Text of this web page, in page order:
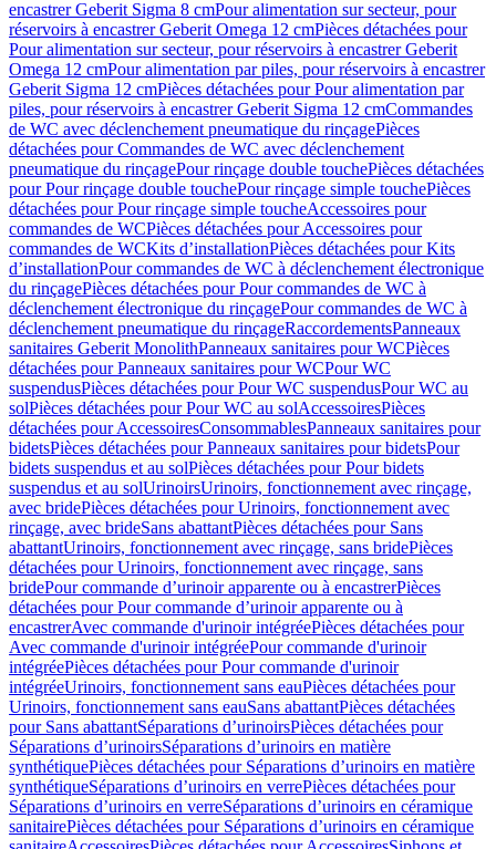
encastrer Geberit Sigma 8 cmPour alimentation sur secteur, pour
réservoirs à encastrer Geberit Omega 12 cmPièces détachées pour
Pour alimentation sur secteur, pour réservoirs à encastrer Geberit
Omega 12 cmPour alimentation par piles, pour réservoirs à encastrer
Geberit Sigma 12 cmPièces détachées pour Pour alimentation par
piles, pour réservoirs à encastrer Geberit Sigma 12 cmCommandes
de WC avec déclenchement pneumatique du rinçagePièces
détachées pour Commandes de WC avec déclenchement
pneumatique du rinçagePour rinçage double touchePièces détachées
pour Pour rinçage double touchePour rinçage simple touchePièces
détachées pour Pour rinçage simple toucheAccessoires pour
commandes de WCPièces détachées pour Accessoires pour
commandes de WCKits d’installationPièces détachées pour Kits
d’installationPour commandes de WC à déclenchement électronique
du rinçagePièces détachées pour Pour commandes de WC à
déclenchement électronique du rinçagePour commandes de WC à
déclenchement pneumatique du rinçageRaccordementsPanneaux
sanitaires Geberit MonolithPanneaux sanitaires pour WCPièces
détachées pour Panneaux sanitaires pour WCPour WC
suspendusPièces détachées pour Pour WC suspendusPour WC au
solPièces détachées pour Pour WC au solAccessoiresPièces
détachées pour AccessoiresConsommablesPanneaux sanitaires pour
bidetsPièces détachées pour Panneaux sanitaires pour bidetsPour
bidets suspendus et au solPièces détachées pour Pour bidets
suspendus et au solUrinoirsUrinoirs, fonctionnement avec rinçage,
avec bridePièces détachées pour Urinoirs, fonctionnement avec
rinçage, avec brideSans abattantPièces détachées pour Sans
abattantUrinoirs, fonctionnement avec rinçage, sans bridePièces
détachées pour Urinoirs, fonctionnement avec rinçage, sans
bridePour commande d’urinoir apparente ou à encastrerPièces
détachées pour Pour commande d’urinoir apparente ou à
encastrerAvec commande d'urinoir intégréePièces détachées pour
Avec commande d'urinoir intégréePour commande d'urinoir
intégréePièces détachées pour Pour commande d'urinoir
intégréeUrinoirs, fonctionnement sans eauPièces détachées pour
Urinoirs, fonctionnement sans eauSans abattantPièces détachées
pour Sans abattantSéparations d’urinoirsPièces détachées pour
Séparations d’urinoirsSéparations d’urinoirs en matière
synthétiquePièces détachées pour Séparations d’urinoirs en matière
synthétiqueSéparations d’urinoirs en verrePièces détachées pour
Séparations d’urinoirs en verreSéparations d’urinoirs en céramique
sanitairePièces détachées pour Séparations d’urinoirs en céramique